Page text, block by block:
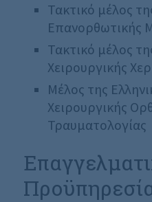
Τακτικό μέλος
Επανορθωτικής
Τακτικό μέλος
Χειρουργικής
Μέλος της
Χειρουργικής
Τραυματολογίας